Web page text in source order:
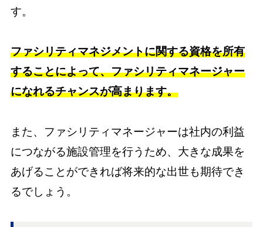
す。
ファシリティマネジメントに関する資格を所有
することによって、ファシリティマネージャー
になれるチャンスが高まります。
また、ファシリティマネージャーは社内の利益
につながる施設管理を行うため、大きな成果を
あげることができれば将来的な出世も期待でき
るでしょう。